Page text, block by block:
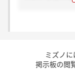
ミズノに
掲示板の閲